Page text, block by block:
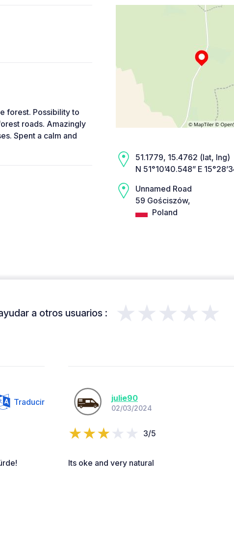
forest. Possibility to
roads. Amazingly
Spent a calm and
51.1779, 15.4762 (lat, lng)
N 51°10’40.548” E
Unnamed Road
59 Gościszów,
Poland
a otros usuarios : ★★★★★
Traducir julie90
02/03/2024
3/5
Its oke and very natural